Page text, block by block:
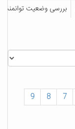
بررسی وضعیت
7
8
9